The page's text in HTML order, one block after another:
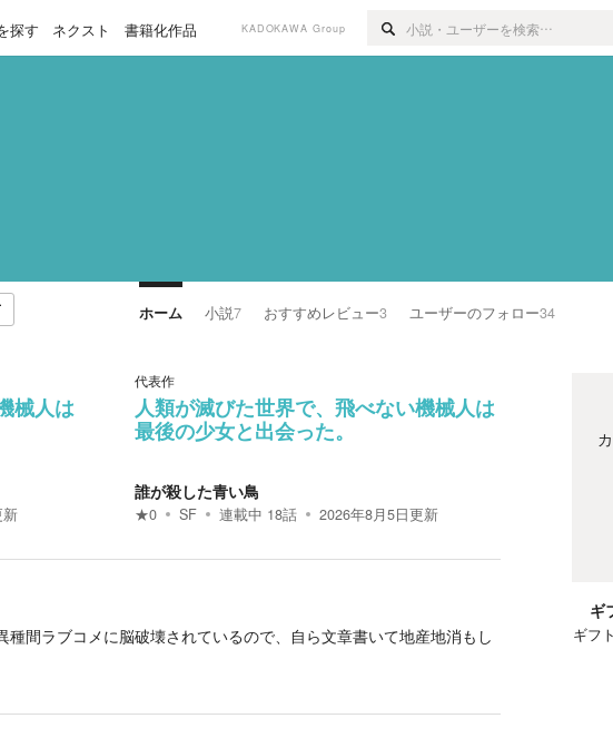
探す ネクスト 書籍化作品 KADOKAWA Group
ホーム 小説7 おすすめレビュー3 ユーザーのフォロー34
械人は
代表作
人類が滅びた世界で、飛べない機械人は
最後の少女と出会った。
誰が殺した青い鳥
★0 SF 連載中 18話 2026年8月5日更新
間ラブコメに脳破壊されているので、自ら文章書いて地産地消もし
ギ
ギフ